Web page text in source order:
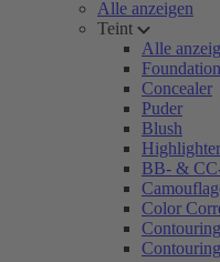
Alle anzeigen
Teint
Alle
Foundation
Concealer
Puder
Blush
Highlighter
BB- &
Color
Contouring